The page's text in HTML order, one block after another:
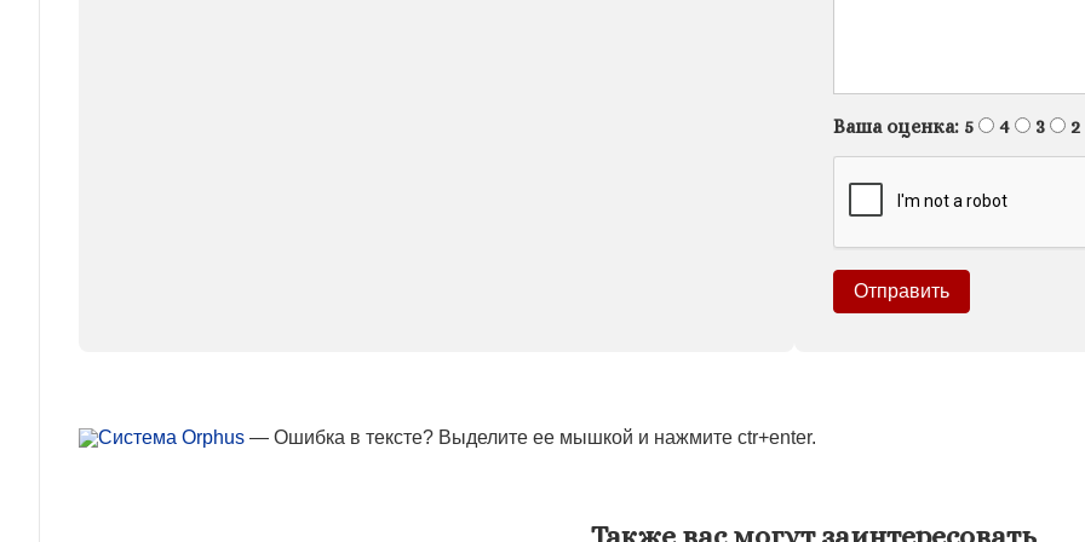
Ваша оценка: 5 4 3 2
— Ошибка в тексте? Выделите ее мышкой и нажмите ctr+enter.